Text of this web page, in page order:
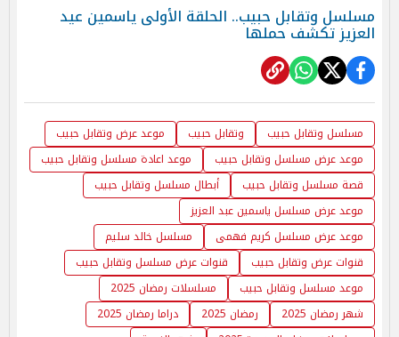
مسلسل وتقابل حبيب.. الحلقة الأولى ياسمين عيد
العزيز تكشف حملها
مسلسل وتقابل حبيب وتقابل حبيب
موعد عرض وتقابل حبيب
موعد عرض مسلسل وتقابل حبيب
موعد اعادة مسلسل وتقابل حبيب
قصة مسلسل وتقابل حبيب
أبطال مسلسل وتقابل حبيب
موعد عرض مسلسل ياسمين عبد العزيز
موعد عرض مسلسل كريم فهمى
مسلسل خالد سليم
قنوات عرض وتقابل حبيب
قنوات عرض مسلسل وتقابل حبيب
موعد مسلسل وتقابل حبيب
مسلسلات رمضان 2025
شهر رمضان 2025
رمضان 2025
دراما رمضان 2025